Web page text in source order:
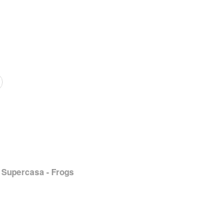
- Frogs